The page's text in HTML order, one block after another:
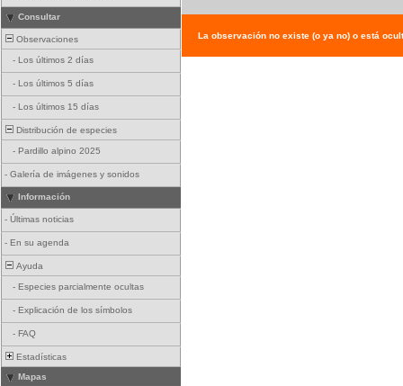
Consultar
Observaciones
- Los últimos 2 días
- Los últimos 5 días
- Los últimos 15 días
Distribución de especies
- Pardillo alpino 2025
- Galería de imágenes y sonidos
Información
- Últimas noticias
- En su agenda
Ayuda
- Especies parcialmente ocultas
- Explicación de los símbolos
- FAQ
Estadísticas
Mapas
La observación no existe (o ya no) o está